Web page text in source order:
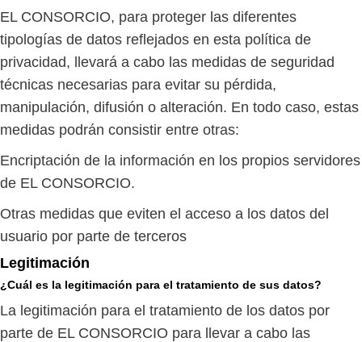
EL CONSORCIO, para proteger las diferentes
tipologías de datos reflejados en esta política de
privacidad, llevará a cabo las medidas de seguridad
técnicas necesarias para evitar su pérdida,
manipulación, difusión o alteración. En todo caso, estas
medidas podrán consistir entre otras:
Encriptación de la información en los propios servidores
de EL CONSORCIO.
Otras medidas que eviten el acceso a los datos del
usuario por parte de terceros
Legitimación
¿Cuál es la legitimación para el tratamiento de sus datos?
La legitimación para el tratamiento de los datos por
parte de EL CONSORCIO para llevar a cabo las